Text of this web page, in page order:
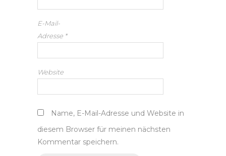
E-Mail-
Adresse *
Website
Name, E-Mail-Adresse und Website in
diesem Browser für meinen nächsten
Kommentar speichern.